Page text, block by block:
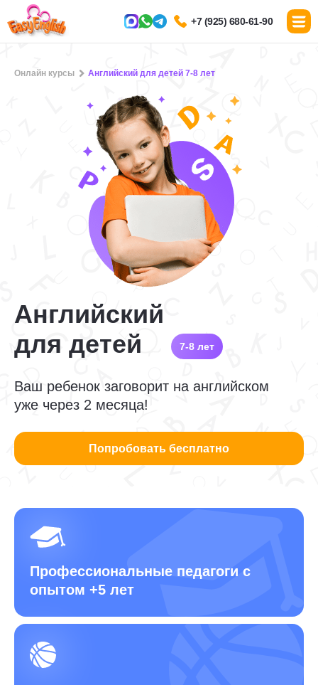
+7 (925) 680-61-90
Онлайн курсы Английский для детей 7-8 лет
Английский
для детей
7-8 лет
Ваш ребенок заговорит на английском
уже через 2 месяца!
Попробовать бесплатно
Профессиональные педагоги с
опытом +5 лет